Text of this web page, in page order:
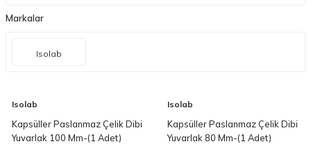
Markalar
Isolab
Isolab
Kapsüller Paslanmaz Çelik Dibi
Yuvarlak 100 Mm-(1 Adet)
Isolab
Kapsüller Paslanmaz Çelik Dibi
Yuvarlak 80 Mm-(1 Adet)